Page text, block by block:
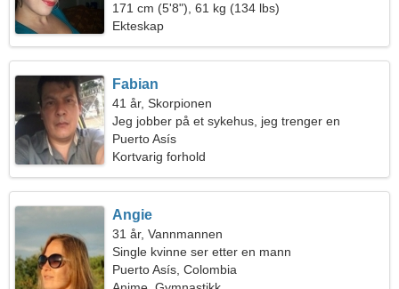
171 cm (5'8"), 61 kg (134 lbs)
Ekteskap
Fabian
41 år, Skorpionen
Jeg jobber på et sykehus, jeg trenger en
fantastisk kvinne
Puerto Asís
Kortvarig forhold
Angie
31 år, Vannmannen
Single kvinne ser etter en mann
Puerto Asís, Colombia